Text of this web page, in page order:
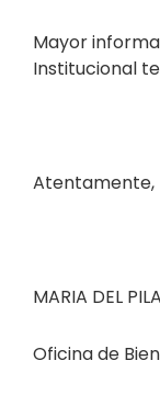
Mayor
Institucional
Atentamente,
MARIA DEL
Oficina de